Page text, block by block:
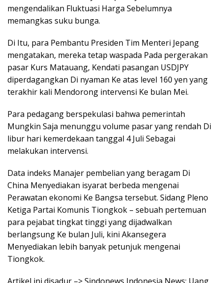
mengendalikan Fluktuasi Harga Sebelumnya
memangkas suku bunga.
Di Itu, para Pembantu Presiden Tim Menteri Jepang
mengatakan, mereka tetap waspada Pada pergerakan
pasar Kurs Matauang, Kendati pasangan USDJPY
diperdagangkan Di nyaman Ke atas level 160 yen yang
terakhir kali Mendorong intervensi Ke bulan Mei.
Para pedagang berspekulasi bahwa pemerintah
Mungkin Saja menunggu volume pasar yang rendah Di
libur hari kemerdekaan tanggal 4 Juli Sebagai
melakukan intervensi.
Data indeks Manajer pembelian yang beragam Di
China Menyediakan isyarat berbeda mengenai
Perawatan ekonomi Ke Bangsa tersebut. Sidang Pleno
Ketiga Partai Komunis Tiongkok – sebuah pertemuan
para pejabat tingkat tinggi yang dijadwalkan
berlangsung Ke bulan Juli, kini Akansegera
Menyediakan lebih banyak petunjuk mengenai
Tiongkok.